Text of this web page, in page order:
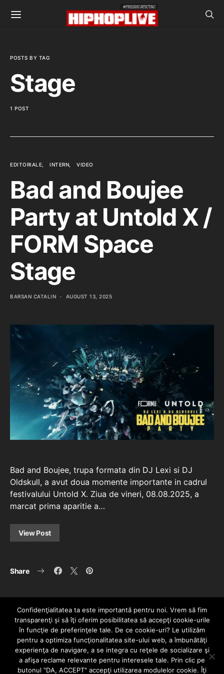
POSTS BY TAG
Stage
1 POST
EDITORIALE INTERN VIDEO
Bad and Boujee
Party at Untold X /
FORM Space
Stage
BARSAN CATALIN AUGUST 13, 2025
Bad and Boujee, trupa formata din DJ Lexi si DJ
Oldskull, a avut doua momente importante in cadrul
festivalului Untold X. Ziua de vineri, 08.08.2025, a
marcat prima aparitie a…
View Post
Share
HOME CONTACT POLITICĂ DE CONFIDENȚIALITATE
Confidenţialitatea ta este importantă pentru noi. Vrem să fim
transparenţi și să îţi oferim posibilitatea să accepţi cookie-urile
în funcţie de preferinţele tale. De ce cookie-uri? Le utilizăm
pentru a optimiza funcţionalitatea site-ului web, a îmbunătăţi
experienţa de navigare, a se integra cu reţele de socializare şi
a afişa reclame relevante pentru interesele tale. Prin clic pe
butonul "DA, ACCEPT" accepţi utilizarea modulelor cookie. Îţi